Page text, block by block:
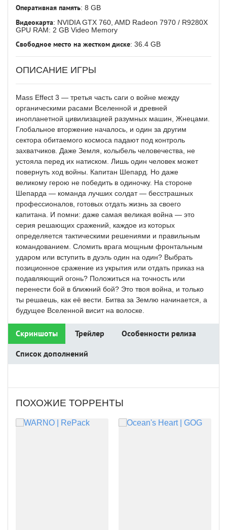
Оперативная память: 8 GB
Видеокарта: NVIDIA GTX 760, AMD Radeon 7970 / R9280X
GPU RAM: 2 GB Video Memory
Свободное место на жестком диске: 36.4 GB
ОПИСАНИЕ ИГРЫ
Mass Effect 3 — третья часть саги о войне между
органическими расами Вселенной и древней
инопланетной цивилизацией разумных машин, Жнецами.
Глобальное вторжение началось, и один за другим
сектора обитаемого космоса падают под контроль
захватчиков. Даже Земля, колыбель человечества, не
устояла перед их натиском. Лишь один человек может
повернуть ход войны. Капитан Шепард. Но даже
великому герою не победить в одиночку. На стороне
Шепарда — команда лучших солдат — бесстрашных
профессионалов, готовых отдать жизнь за своего
капитана. И помни: даже самая великая война — это
серия решающих сражений, каждое из которых
определяется тактическими решениями и правильным
командованием. Сломить врага мощным фронтальным
ударом или вступить в дуэль один на один? Выбрать
позиционное сражение из укрытия или отдать приказ на
подавляющий огонь? Положиться на точность или
перенести бой в ближний бой? Это твоя война, и только
ты решаешь, как её вести. Битва за Землю начинается, а
будущее Вселенной висит на волоске.
Скриншоты Трейлер Особенности релиза
Список дополнений
ПОХОЖИЕ ТОРРЕНТЫ